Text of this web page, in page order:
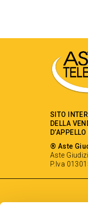
SITO
DELLA
® Aste
Aste
P.Iva